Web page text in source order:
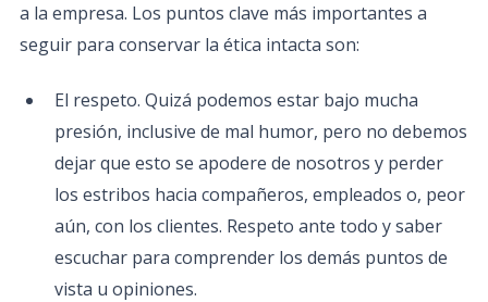
a la empresa. Los puntos clave más importantes a
seguir para conservar la ética intacta son:
El respeto. Quizá podemos estar bajo mucha
presión, inclusive de mal humor, pero no debemos
dejar que esto se apodere de nosotros y perder
los estribos hacia compañeros, empleados o, peor
aún, con los clientes. Respeto ante todo y saber
escuchar para comprender los demás puntos de
vista u opiniones.